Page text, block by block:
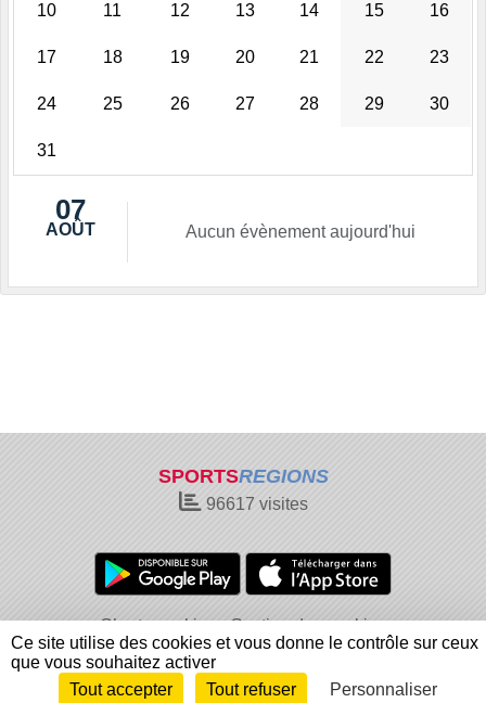
10 11 12 13 14 15 16
17 18 19 20 21 22 23
24 25 26 27 28 29 30
31
07
AOÛT Aucun évènement aujourd'hui
SPORTSREGIONS
96617 visites
Charte cookies
Gestion des cookies
Informations légales
Signaler un contenu inapproprié
Envie de participer ? Connexion
Ce site utilise des cookies et vous donne le contrôle sur ceux
que vous souhaitez activer
Tout accepter
Tout refuser Personnaliser